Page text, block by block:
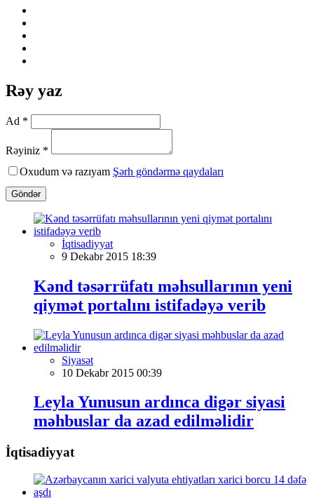
Rəy yaz
Ad *
Rəyiniz *
Oxudum və razıyam Şərh göndərmə qaydaları
Göndər
İqtisadiyyat
9 Dekabr 2015 18:39
Kənd təsərrüfatı məhsullarının yeni
qiymət portalını istifadəyə verib
Siyasət
10 Dekabr 2015 00:39
Leyla Yunusun ardınca digər siyasi
məhbuslar da azad edilməlidir
İqtisadiyyat